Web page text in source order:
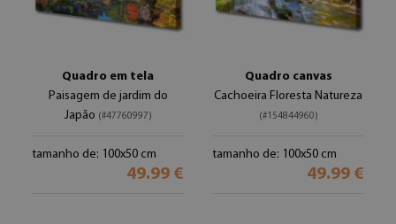
Quadro em tela
Paisagem de jardim do
Japão (#47760997)
tamanho de: 100x50 cm
49.99 €
Quadro canvas
Cachoeira Floresta Natureza
(#154844960)
tamanho de: 100x50 cm
49.99 €